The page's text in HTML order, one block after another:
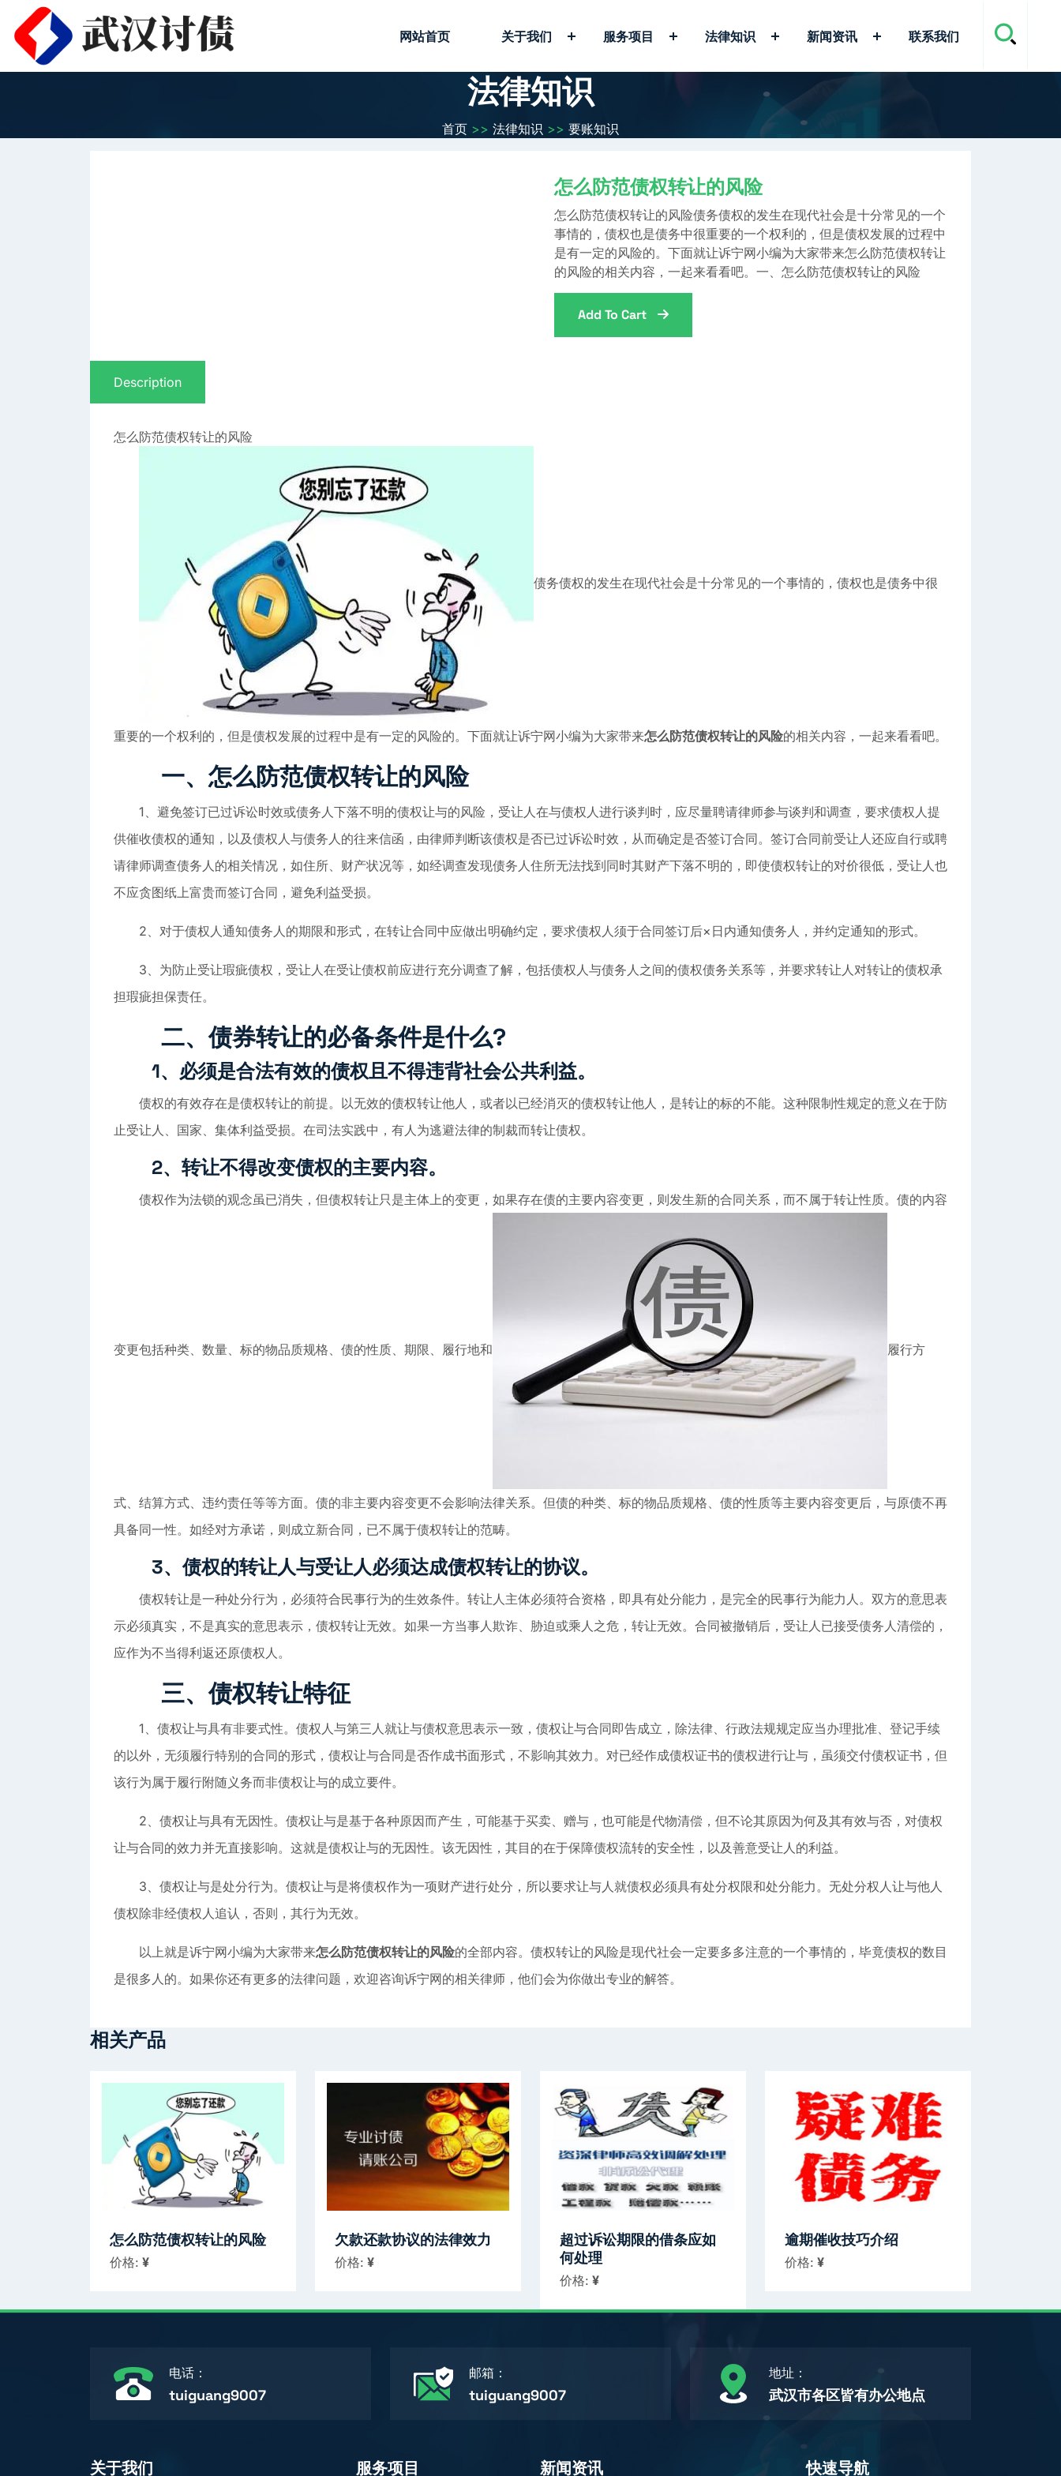
网站首页 关于我们 服务项目 法律知识 新闻资讯 联系我们
法律知识
首页 >> 法律知识 >> 要账知识
怎么防范债权转让的风险
怎么防范债权转让的风险债务债权的发生在现代社会是十分常见的一个
事情的，债权也是债务中很重要的一个权利的，但是债权发展的过程中
是有一定的风险的。下面就让诉宁网小编为大家带来怎么防范债权转让
的风险的相关内容，一起来看看吧。一、怎么防范债权转让的风险
Add To Cart
Description
怎么防范债权转让的风险
债务债权的发生在现代社会是十分常见的一个事情的，债权也是债务中很
重要的一个权利的，但是债权发展的过程中是有一定的风险的。下面就让诉宁网小编为大家带来怎么防范债权转让的风险的相关内容，一起来看看吧。
一、 怎么防范债权转让的风险
1、避免签订已过诉讼时效或债务人下落不明的债权让与的风险，受让人在与债权人进行谈判时，应尽量聘请律师参与谈判和调查，要求债权人提
供催收债权的通知，以及债权人与债务人的往来信函，由律师判断该债权是否已过诉讼时效，从而确定是否签订合同。签订合同前受让人还应自行或聘
请律师调查债务人的相关情况，如住所、财产状况等，如经调查发现债务人住所无法找到同时其财产下落不明的，即使债权转让的对价很低，受让人也
不应贪图纸上富贵而签订合同，避免利益受损。
2、对于债权人通知债务人的期限和形式，在转让合同中应做出明确约定，要求债权人须于合同签订后×日内通知债务人，并约定通知的形式。
3、为防止受让瑕疵债权，受让人在受让债权前应进行充分调查了解，包括债权人与债务人之间的债权债务关系等，并要求转让人对转让的债权承
担瑕疵担保责任。
二、债券转让的必备条件是什么?
1、必须是合法有效的债权且不得违背社会公共利益。
债权的有效存在是债权转让的前提。以无效的债权转让他人，或者以已经消灭的债权转让他人，是转让的标的不能。这种限制性规定的意义在于防
止受让人、国家、集体利益受损。在司法实践中，有人为逃避法律的制裁而转让债权。
2、转让不得改变债权的主要内容。
债权作为法锁的观念虽已消失，但债权转让只是主体上的变更，如果存在债的主要内容变更，则发生新的合同关系，而不属于转让性质。债的内容
变更包括种类、数量、标的物品质规格、债的性质、期限、履行地和 履行方
式、结算方式、违约责任等等方面。债的非主要内容变更不会影响法律关系。但债的种类、标的物品质规格、债的性质等主要内容变更后，与原债不再
具备同一性。如经对方承诺，则成立新合同，已不属于债权转让的范畴。
3、债权的转让人与受让人必须达成债权转让的协议。
债权转让是一种处分行为，必须符合民事行为的生效条件。转让人主体必须符合资格，即具有处分能力，是完全的民事行为能力人。双方的意思表
示必须真实，不是真实的意思表示，债权转让无效。如果一方当事人欺诈、胁迫或乘人之危，转让无效。合同被撤销后，受让人已接受债务人清偿的，
应作为不当得利返还原债权人。
三、债权转让特征
1、债权让与具有非要式性。债权人与第三人就让与债权意思表示一致，债权让与合同即告成立，除法律、行政法规规定应当办理批准、登记手续
的以外，无须履行特别的合同的形式，债权让与合同是否作成书面形式，不影响其效力。对已经作成债权证书的债权进行让与，虽须交付债权证书，但
该行为属于履行附随义务而非债权让与的成立要件。
2、债权让与具有无因性。债权让与是基于各种原因而产生，可能基于买卖、赠与，也可能是代物清偿，但不论其原因为何及其有效与否，对债权
让与合同的效力并无直接影响。这就是债权让与的无因性。该无因性，其目的在于保障债权流转的安全性，以及善意受让人的利益。
3、债权让与是处分行为。债权让与是将债权作为一项财产进行处分，所以要求让与人就债权必须具有处分权限和处分能力。无处分权人让与他人
债权除非经债权人追认，否则，其行为无效。
以上就是诉宁网小编为大家带来怎么防范债权转让的风险的全部内容。债权转让的风险是现代社会一定要多多注意的一个事情的，毕竟债权的数目
是很多人的。如果你还有更多的法律问题，欢迎咨询诉宁网的相关律师，他们会为你做出专业的解答。
相关产品
怎么防范债权转让的风险
价格: ¥
欠款还款协议的法律效力
价格: ¥
超过诉讼期限的借条应如
何处理
价格: ¥
逾期催收技巧介绍
价格: ¥
电话：
tuiguang9007
邮箱：
tuiguang9007
地址：
武汉市各区皆有办公地点
关于我们 服务项目 新闻资讯 快速导航